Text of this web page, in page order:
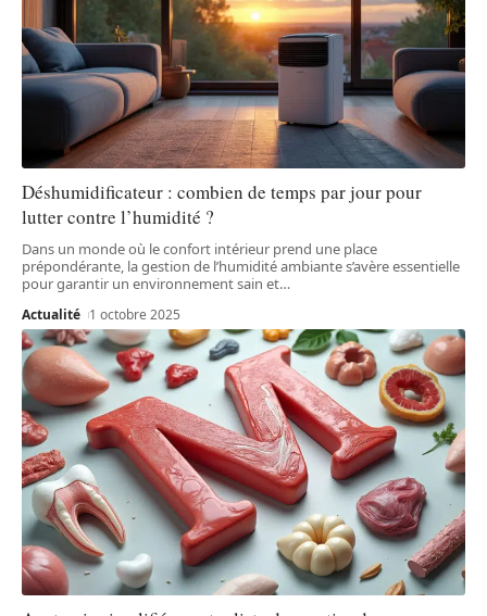
Déshumidificateur : combien de temps par jour pour
lutter contre l’humidité ?
Dans un monde où le confort intérieur prend une place
prépondérante, la gestion de l’humidité ambiante s’avère essentielle
pour garantir un environnement sain et…
Actualité 1 octobre 2025